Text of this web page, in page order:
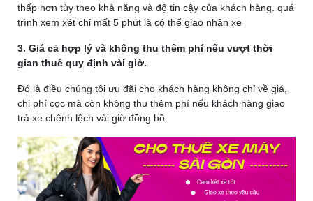
thấp hơn tùy theo khả năng và độ tin cậy của khách hàng. quá
trình xem xét chỉ mất 5 phút là có thể giao nhận xe
3. Giá cả hợp lý và không thu thêm phí nếu vượt thời
gian thuê quy định vài giờ.
Đó là điều chúng tôi ưu đãi cho khách hàng không chỉ về giá,
chi phí cọc mà còn không thu thêm phí nếu khách hàng giao
trả xe chênh lệch vài giờ đồng hồ.